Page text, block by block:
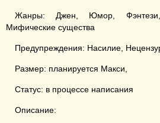
Жанры: Джен, Юмор,
Мифические существа
Предупреждения: Насилие,
Размер: планируется Макси,
Статус: в процессе написания
Описание: